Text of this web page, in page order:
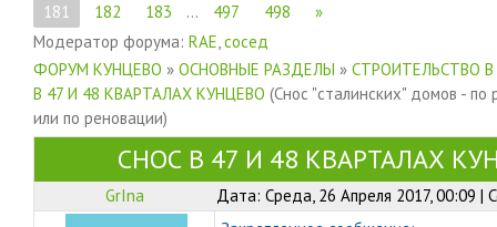
181
182 183 … 497 498
»
Модератор форума: RAE,сосед
ФОРУМ КУНЦЕВО » ОСНОВНЫЕ РАЗДЕЛЫ » СТРОИТЕЛЬСТВО
В 47 И 48 КВАРТАЛАХ КУНЦЕВО (Снос "сталинских" домов - по
или по реновации)
СНОС В 47 И 48 КВАРТАЛАХ
GrIna Дата: Среда, 26 Апреля 2017, 00:09 |